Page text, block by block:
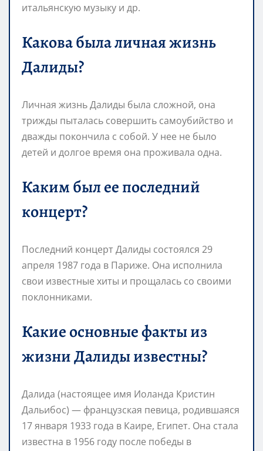
итальянскую музыку и др.
Какова была личная жизнь
Далиды?
Личная жизнь Далиды была сложной, она
трижды пыталась совершить самоубийство и
дважды покончила с собой. У нее не было
детей и долгое время она проживала одна.
Каким был ее последний
концерт?
Последний концерт Далиды состоялся 29
апреля 1987 года в Париже. Она исполнила
свои известные хиты и прощалась со своими
поклонниками.
Какие основные факты из
жизни Далиды известны?
Далида (настоящее имя Иоланда Кристин
Дальибос) — французская певица, родившаяся
17 января 1933 года в Каире, Египет. Она стала
известна в 1956 году после победы в